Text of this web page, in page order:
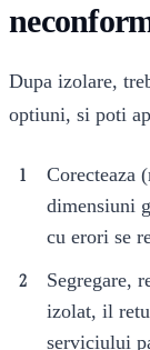
Dupa izolare,
optiuni, si poti
Corecteaza
dimensiuni
cu erori se
Segregare,
izolat, il
serviciului